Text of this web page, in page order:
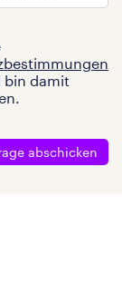
bin damit
abschicken